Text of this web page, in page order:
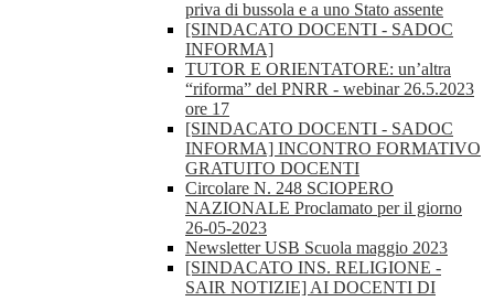
priva di bussola e a uno Stato assente
[SINDACATO DOCENTI - SADOC
INFORMA]
TUTOR E ORIENTATORE: un’altra
“riforma” del PNRR - webinar 26.5.2023
ore 17
[SINDACATO DOCENTI - SADOC
INFORMA] INCONTRO FORMATIVO
GRATUITO DOCENTI
Circolare N. 248 SCIOPERO
NAZIONALE Proclamato per il giorno
26-05-2023
Newsletter USB Scuola maggio 2023
[SINDACATO INS. RELIGIONE -
SAIR NOTIZIE] AI DOCENTI DI